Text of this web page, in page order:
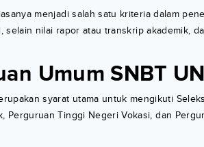
menjadi salah satu kriteria dalam
selain nilai rapor atau transkrip akademik,
Umum SNBT
syarat utama untuk mengikuti
Perguruan Tinggi Negeri Vokasi, dan